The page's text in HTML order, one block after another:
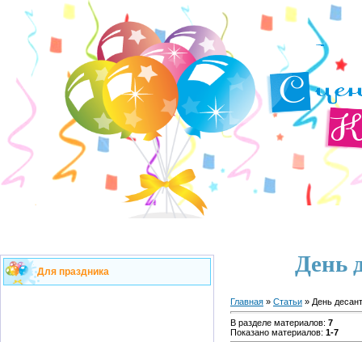
Для праздника День
Главная » Статьи » День
В разделе материалов: 7
Показано материалов: 1-7